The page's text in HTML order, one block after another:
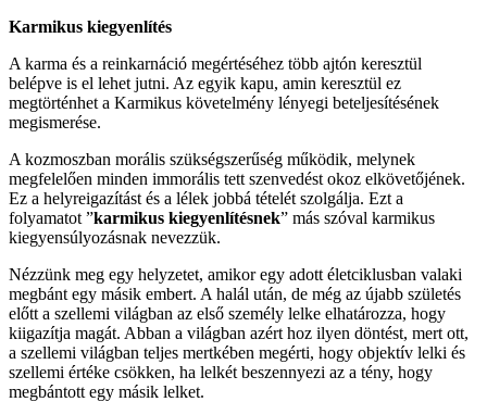
Karmikus kiegyenlítés
A karma és a reinkarnáció megértéséhez több ajtón keresztül
belépve is el lehet jutni. Az egyik kapu, amin keresztül ez
megtörténhet a Karmikus követelmény lényegi beteljesítésének
megismerése.
A kozmoszban morális szükségszerűség működik, melynek
megfelelően minden immorális tett szenvedést okoz elkövetőjének.
Ez a helyreigazítást és a lélek jobbá tételét szolgálja. Ezt a
folyamatot ”karmikus kiegyenlítésnek” más szóval karmikus
kiegyensúlyozásnak nevezzük.
Nézzünk meg egy helyzetet, amikor egy adott életciklusban valaki
megbánt egy másik embert. A halál után, de még az újabb születés
előtt a szellemi világban az első személy lelke elhatározza, hogy
kiigazítja magát. Abban a világban azért hoz ilyen döntést, mert ott,
a szellemi világban teljes mertkében megérti, hogy objektív lelki és
szellemi értéke csökken, ha lelkét beszennyezi az a tény, hogy
megbántott egy másik lelket.